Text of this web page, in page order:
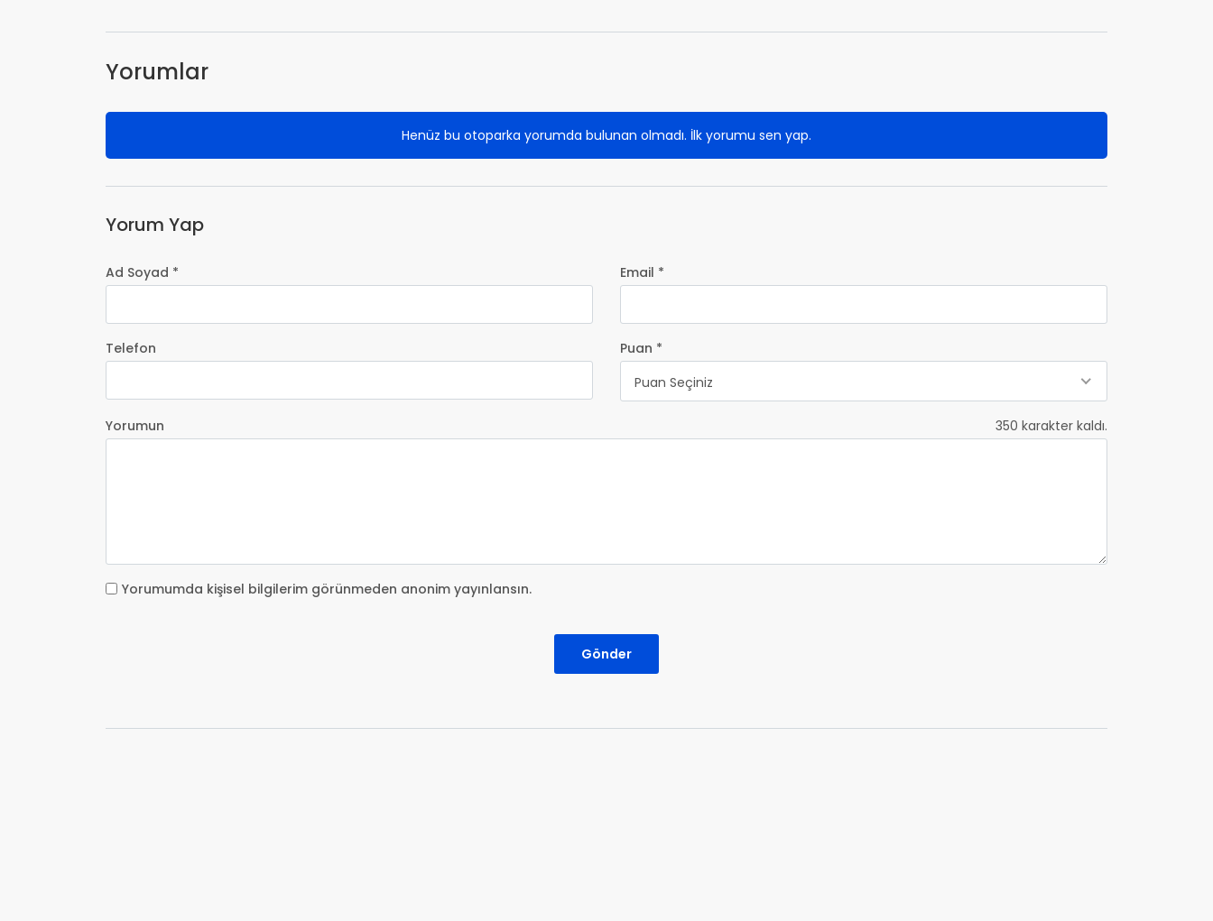
Yorumlar
Henüz bu otoparka yorumda bulunan olmadı. İlk yorumu sen yap.
Yorum Yap
Ad Soyad * Email *
Telefon
Puan *
Puan Seçiniz
Yorumun 350 karakter kaldı.
Yorumumda kişisel bilgilerim görünmeden anonim yayınlansın.
Gönder